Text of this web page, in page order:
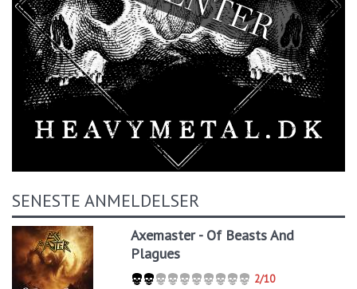
SENESTE ANMELDELSER
Axemaster - Of Beasts And
Plagues
2/10